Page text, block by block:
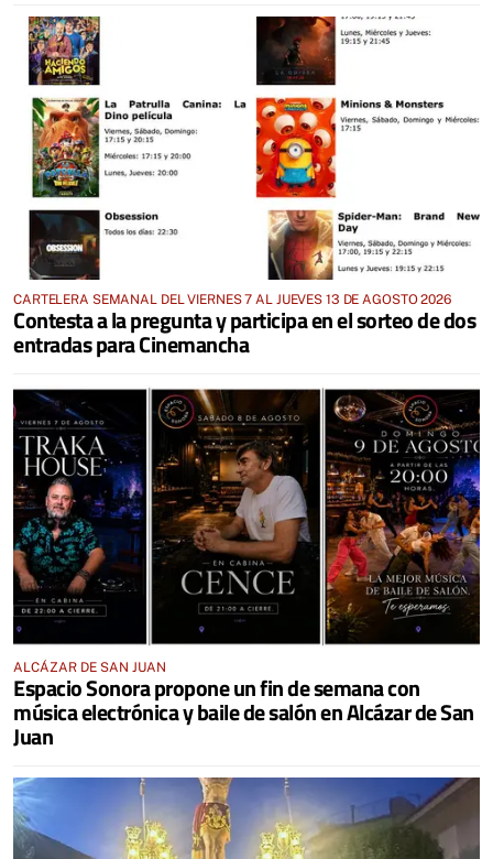
CARTELERA SEMANAL DEL VIERNES 7 AL JUEVES 13 DE AGOSTO 2026
Contesta a la pregunta y participa en el sorteo de dos
entradas para Cinemancha
ALCÁZAR DE SAN JUAN
Espacio Sonora propone un fin de semana con
música electrónica y baile de salón en Alcázar de San
Juan